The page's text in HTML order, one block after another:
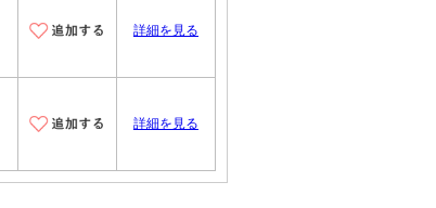
詳細を見る
詳細を見る